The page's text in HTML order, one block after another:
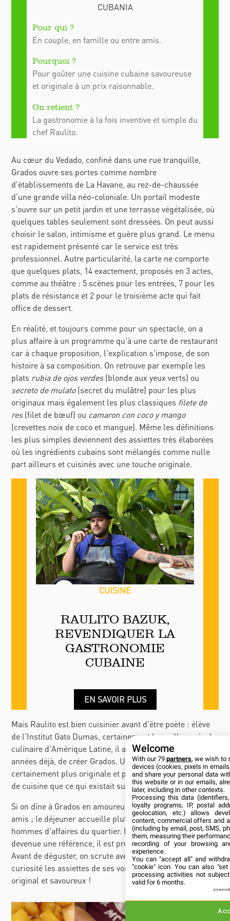
En couple, en famille ou entre amis.
Pour goûter une cuisine cubaine savoureuse
et originale à un prix raisonnable.
La gastronomie à la fois inventive et simple du
chef Raulito.
Au cœur du Vedado, confiné dans une rue tranquille,
Grados ouvre ses portes comme nombre
d'établissements de La Havane, au rez-de-chaussée
d'une grande villa néo-coloniale. Un portail modeste
s'ouvre sur un petit jardin et une terrasse végétalisée, où
quelques tables seulement sont dressées. On peut aussi
choisir le salon, intimisme et guère plus grand. Le menu
est rapidement présenté car le service est très
professionnel. Autre particularité, la carte ne comporte
que quelques plats, 14 exactement, proposés en 3 actes,
comme au théâtre : 5 scènes pour les entrées, 7 pour les
plats de résistance et 2 pour le troisième acte qui fait
office de dessert.
En réalité, et toujours comme pour un spectacle, on a
plus affaire à un programme qu'à une carte de restaurant
car à chaque proposition, l'explication s'impose, de son
histoire à sa composition. On retrouve par exemple les
plats rubia de ojos verdes(blonde aux yeux verts) ou
secreto de mulato(secret du mulâtre) pour les plus
originaux mais également les plus classiques filete de
res(filet de bœuf) ou camaron con coco y mango
(crevettes noix de coco et mangue). Même les définitions
les plus simples deviennent des assiettes très élaborées
où les ingrédients cubains sont mélangés comme nulle
part ailleurs et cuisinés avec une touche originale.
CUISINE
RAULITO BAZUK,
REVENDIQUER LA
GASTRONOMIE
CUBAINE
EN SAVOIR PLUS
Mais Raulito est bien cuisinier avant d'être poète : élève
de l'Institut Gato Dumas, certainement la meilleure école
culinaire d'Amérique Latine, il a choisi, il y a quelques
années déjà, de créer Grados. Une aventure qu'il voulait
certainement plus originale et plus qualitative en terme
de cuisine que ce qui existait sur la place : pari réussi.
Si on dîne à Grados en amoureux, en famille ou entre
amis ; le déjeuner accueille plutôt les fonctionnaires ou
hommes d'affaires du quartier. Et la table est vite
devenue une référence, il est préférable de réserver.
Avant de déguster, on scrute avec autant d'envie que de
curiosité les assiettes de ses voisins : tout semble si
original et savoureux !
Welcome
With our 79partners, we wish to
devices (cookies, pixels in
and share your personal data
this website or in our emails,
later, including in other contexts.
Processing this data
loyalty programs, IP, postal
geolocation, etc.) allows
content, commercial offers and
(including by email, post, SMS,
them, measuring their
recording of your browsing
experience.
You can "accept all" and
"cookie" icon. You can also
processing activities not
valid for 6 months.